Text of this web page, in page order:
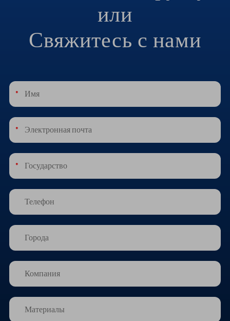
или
Свяжитесь с нами
*
*
*